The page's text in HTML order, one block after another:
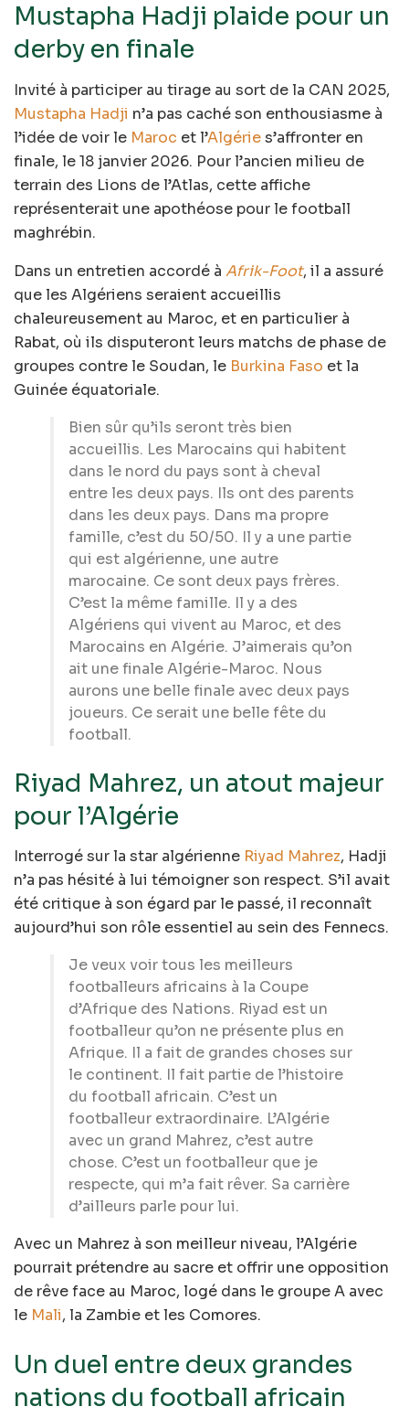
Mustapha Hadji plaide pour un
derby en finale
Invité à participer au tirage au sort de la CAN 2025,
Mustapha Hadji n’a pas caché son enthousiasme à
l’idée de voir le Maroc et l’Algéries’affronter en
finale, le 18 janvier 2026. Pour l’ancien milieu de
terrain des Lions de l’Atlas, cette affiche
représenterait une apothéose pour le football
maghrébin.
Dans un entretien accordé à Afrik-Foot, il a assuré
que les Algériens seraient accueillis
chaleureusement au Maroc, et en particulier à
Rabat, où ils disputeront leurs matchs de phase de
groupes contre le Soudan, le Burkina Faso et la
Guinée équatoriale.
Bien sûr qu’ils seront très bien
accueillis. Les Marocains qui habitent
dans le nord du pays sont à cheval
entre les deux pays. Ils ont des parents
dans les deux pays. Dans ma propre
famille, c’est du 50/50. Il y a une partie
qui est algérienne, une autre
marocaine. Ce sont deux pays frères.
C’est la même famille. Il y a des
Algériens qui vivent au Maroc, et des
Marocains en Algérie. J’aimerais qu’on
ait une finale Algérie-Maroc. Nous
aurons une belle finale avec deux pays
joueurs. Ce serait une belle fête du
football.
Riyad Mahrez, un atout majeur
pour l’Algérie
Interrogé sur la star algérienne Riyad Mahrez, Hadji
n’a pas hésité à lui témoigner son respect. S’il avait
été critique à son égard par le passé, il reconnaît
aujourd’hui son rôle essentiel au sein des Fennecs.
Je veux voir tous les meilleurs
footballeurs africains à la Coupe
d’Afrique des Nations. Riyad est un
footballeur qu’on ne présente plus en
Afrique. Il a fait de grandes choses sur
le continent. Il fait partie de l’histoire
du football africain. C’est un
footballeur extraordinaire. L’Algérie
avec un grand Mahrez, c’est autre
chose. C’est un footballeur que je
respecte, qui m’a fait rêver. Sa carrière
d’ailleurs parle pour lui.
Avec un Mahrez à son meilleur niveau, l’Algérie
pourrait prétendre au sacre et offrir une opposition
de rêve face au Maroc, logé dans le groupe A avec
le Mali, la Zambie et les Comores.
Un duel entre deux grandes
nations du football africain